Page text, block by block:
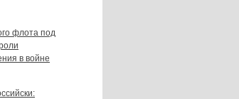
флота под
в войне